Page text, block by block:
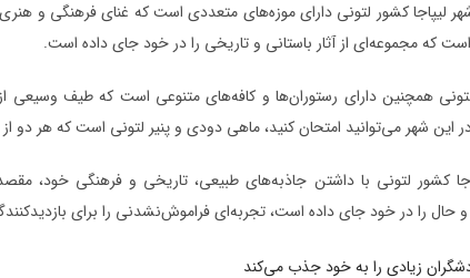
لیپاجا کشور لتونی دارای موزه‌های متعددی است که غنای فرهنگی و
که مجموعه‌ای از آثار باستانی و تاریخی را در خود جای داده است.
همچنین دارای رستوران‌ها و کافه‌های متنوعی است که طیف وسیعی
این شهر می‌توانید امتحان کنید، ماهی دودی و پنیر لتونی است که هر
کشور لتونی با داشتن جاذبه‌های طبیعی، تاریخی و فرهنگی خود،
حال را در خود جای داده است، تجربه‌ای فراموش‌نشدنی را برای